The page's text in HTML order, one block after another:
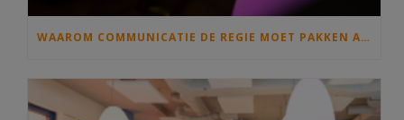
WAAROM COMMUNICATIE DE REGIE MOET PAKKEN ALS IEDEREEN MET COPILOT GAAT SCHRIJVEN